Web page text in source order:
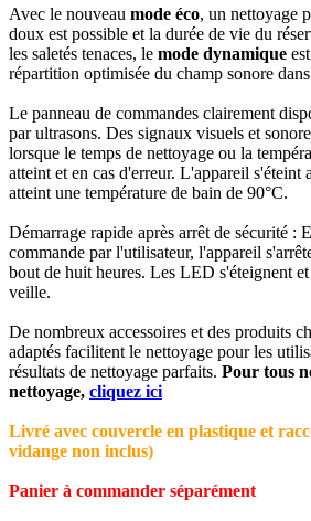
Avec le nouveau mode éco, un nettoyage
doux est possible et la durée de vie du
les saletés tenaces, le mode dynamique
répartition optimisée du champ sonore
Le panneau de commandes clairement
par ultrasons. Des signaux visuels et
lorsque le temps de nettoyage ou la
atteint et en cas d'erreur. L'appareil s'éteint
atteint une température de bain de 90°C.
Démarrage rapide après arrêt de sécurité :
commande par l'utilisateur, l'appareil
bout de huit heures. Les LED s'éteignent
veille.
De nombreux accessoires et des produits
adaptés facilitent le nettoyage pour les
résultats de nettoyage parfaits. Pour tous
nettoyage, cliquez ici
Livré avec couvercle en plastique et
vidange non inclus)
Panier à commander séparément